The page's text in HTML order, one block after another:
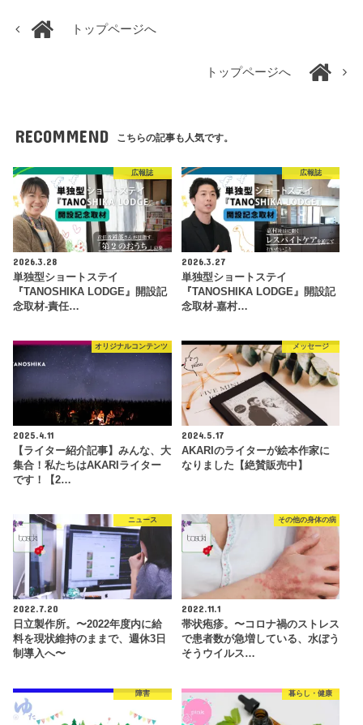
トップページへ
トップページへ
RECOMMEND こちらの記事も人気です。
広報誌
2026.3.28
単独型ショートステイ
『TANOSHIKA LODGE』開設記
念取材-責任…
広報誌
2026.3.27
単独型ショートステイ
『TANOSHIKA LODGE』開設記
念取材-嘉村…
オリジナルコンテンツ
2025.4.11
【ライター紹介記事】みんな、大
集合！私たちはAKARIライター
です！【2…
メッセージ
2024.5.17
AKARIのライターが絵本作家に
なりました【絶賛販売中】
ニュース
2022.7.20
日立製作所。〜2022年度内に給
料を現状維持のままで、週休3日
制導入へ〜
その他の身体の病
2022.11.1
帯状疱疹。〜コロナ禍のストレス
で患者数が急増している、水ぼう
そうウイルス…
障害 暮らし・健康